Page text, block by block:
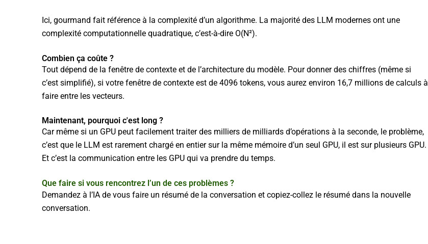
Ici, gourmand fait référence à la complexité d’un algorithme. La majorité des LLM modernes ont une
complexité computationnelle quadratique, c’est-à-dire O(N²).
Combien ça coûte ?
Tout dépend de la fenêtre de contexte et de l’architecture du modèle. Pour donner des chiffres (même si
c’est simplifié), si votre fenêtre de contexte est de 4096 tokens, vous aurez environ 16,7 millions de calculs à
faire entre les vecteurs.
Maintenant, pourquoi c'est long ?
Car même si un GPU peut facilement traiter des milliers de milliards d’opérations à la seconde, le problème,
c’est que le LLM est rarement chargé en entier sur la même mémoire d’un seul GPU, il est sur plusieurs GPU.
Et c’est la communication entre les GPU qui va prendre du temps.
Que faire si vous rencontrez l’un de ces problèmes ?
Demandez à l’IA de vous faire un résumé de la conversation et copiez-collez le résumé dans la nouvelle
conversation.